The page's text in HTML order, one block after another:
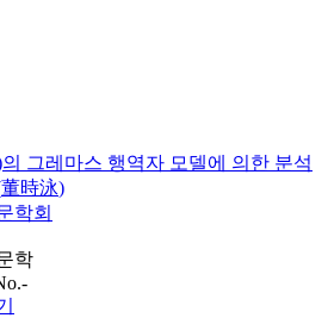
그레마스 행역자 모델에 의한 분석
董時泳)
학회
학